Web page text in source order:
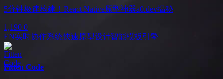
5分钟极速构建！React Native原型神器a0.dev揭秘
1,190 0
EN实时协作系统快速原型设计智能模板引擎
Fitten Code